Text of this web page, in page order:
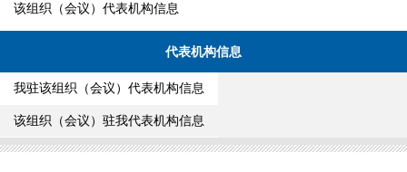
该组织（会议）代表机构信息
代表机构信息
我驻该组织（会议）代表机构信息
该组织（会议）驻我代表机构信息